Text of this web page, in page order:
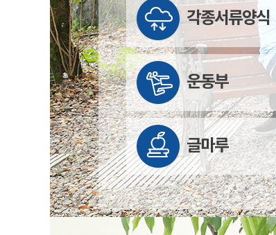
각종서류양식
운동부
글마루